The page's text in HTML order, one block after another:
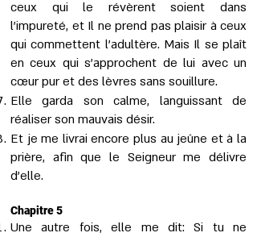
ceux qui le révèrent soient dans
l’impureté, et Il ne prend pas plaisir à ceux
qui commettent l’adultère. Mais Il se plaît
en ceux qui s’approchent de lui avec un
cœur pur et des lèvres sans souillure.
Elle garda son calme, languissant de
réaliser son mauvais désir.
Et je me livrai encore plus au jeûne et à la
prière, afin que le Seigneur me délivre
d’elle.
Chapitre 5
Une autre fois, elle me dit: Si tu ne